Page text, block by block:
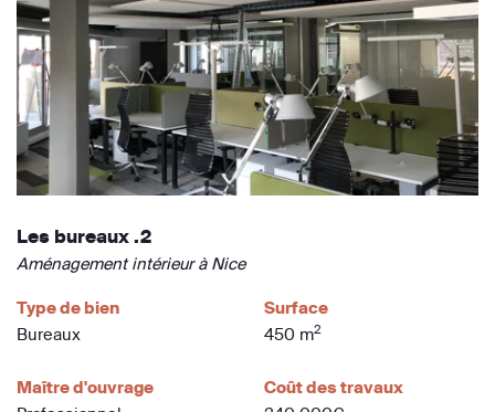
Les bureaux .2
Aménagement intérieur à Nice
Type de bien
Bureaux
Surface
450 m2
Maître d'ouvrage
Coût des travaux